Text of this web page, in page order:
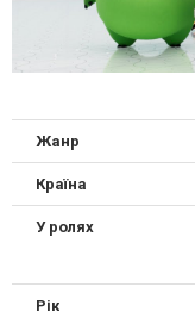
Жанр
Країна
У ролях
Рік